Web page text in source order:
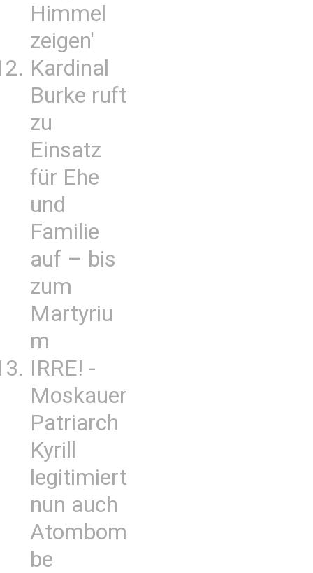
Himmel
zeigen'
Kardinal
Burke ruft
zu
Einsatz
für Ehe
und
Familie
auf – bis
zum
Martyriu
m
IRRE! -
Moskauer
Patriarch
Kyrill
legitimiert
nun auch
Atombom
be